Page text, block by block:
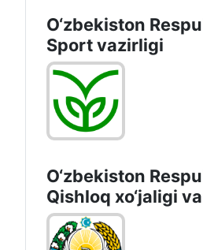
O‘zbekiston
Sport vazirligi
O‘zbekiston
Qishloq хo‘jаligi